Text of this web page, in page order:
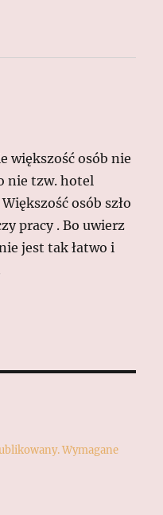
większość osób nie
nie tzw. hotel
osób szło
pracy . Bo uwierz
jest tak łatwo i
Wymagane